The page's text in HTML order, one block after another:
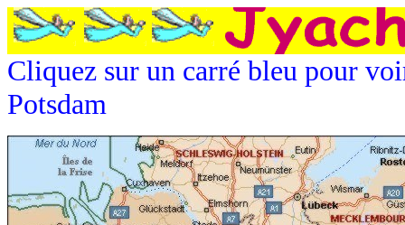
Cliquez sur un carré bleu pour
Potsdam